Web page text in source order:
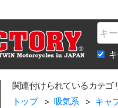
Name
関連付けられているカテゴ
トップ
吸気系 キャ